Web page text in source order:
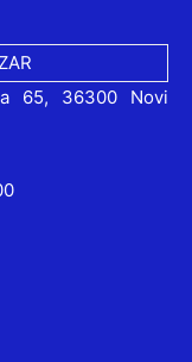
65, 36300 Novi